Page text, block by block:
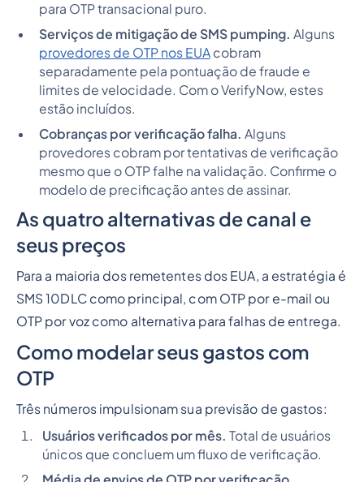
para OTP transacional puro.
Serviços de mitigação de SMS pumping. Alguns
provedores de OTP nos EUAcobram
separadamente pela pontuação de fraude e
limites de velocidade. Com o VerifyNow, estes
estão incluídos.
Cobranças por verificação falha. Alguns
provedores cobram por tentativas de verificação
mesmo que o OTP falhe na validação. Confirme o
modelo de precificação antes de assinar.
As quatro alternativas de canal e
seus preços
Para a maioria dos remetentes dos EUA, a estratégia é
SMS 10DLC como principal, com OTP por e-mail ou
OTP por voz como alternativa para falhas de entrega.
Como modelar seus gastos com
OTP
Três números impulsionam sua previsão de gastos:
Usuários verificados por mês. Total de usuários
únicos que concluem um fluxo de verificação.